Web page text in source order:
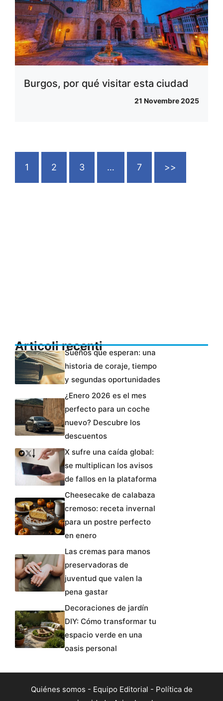
Burgos, por qué visitar esta ciudad
21 Novembre 2025
1 2 3 … 7 >>
Articoli recentiSueños que esperan: una
historia de coraje, tiempo
y segundas oportunidades
¿Enero 2026 es el mes
perfecto para un coche
nuevo? Descubre los
descuentos
X sufre una caída global:
se multiplican los avisos
de fallos en la plataforma
Cheesecake de calabaza
cremoso: receta invernal
para un postre perfecto
en enero
Las cremas para manos
preservadoras de
juventud que valen la
pena gastar
Decoraciones de jardín
DIY: Cómo transformar tu
espacio verde en una
oasis personal
Quiénes somos - Equipo Editorial - Política de